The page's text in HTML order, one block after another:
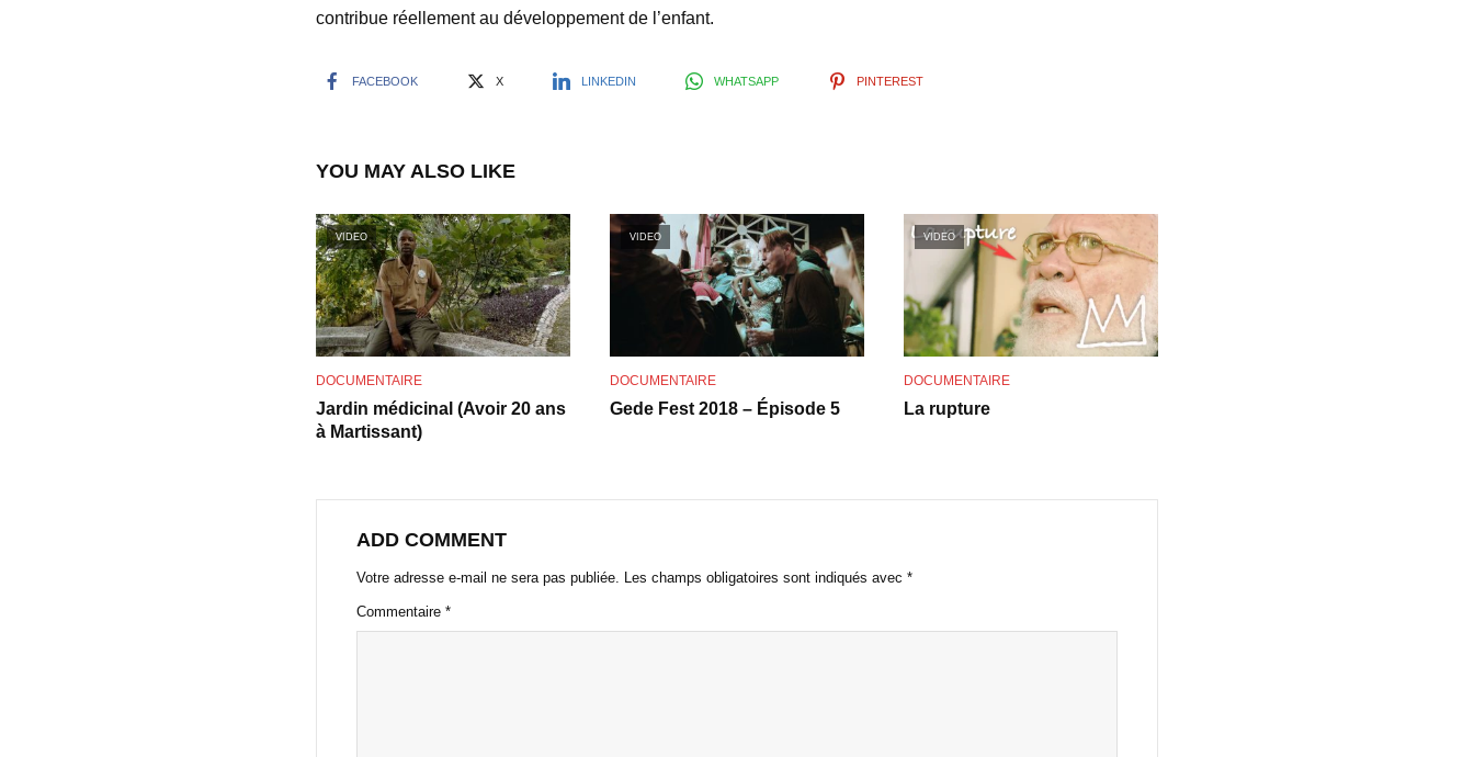
e
o
contribue réellement au développement de l’enfant.
FACEBOOK X LINKEDIN WHATSAPP PINTEREST
YOU MAY ALSO LIKE
VIDEO
DOCUMENTAIRE
Jardin médicinal (Avoir 20 ans
à Martissant)
VIDEO
DOCUMENTAIRE
Gede Fest 2018 – Épisode 5
VIDEO
DOCUMENTAIRE
La rupture
ADD COMMENT
Votre adresse e-mail ne sera pas publiée. Les champs obligatoires sont indiqués avec *
Commentaire *